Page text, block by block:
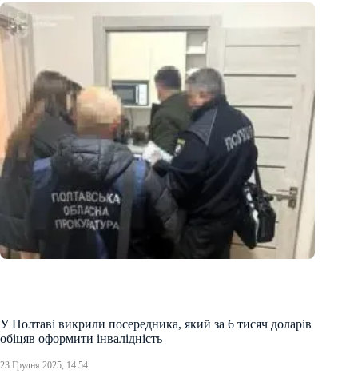
У Полтаві викрили посередника, який за 6 тисяч доларів
обіцяв оформити інвалідність
23 Грудня 2025, 14:54